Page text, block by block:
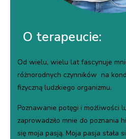
O terapeucie:
Od wielu, wielu lat fascynuje
różnorodnych czynników na
fizyczną ludzkiego organizmu.
Poznawanie potęgi i możliwości
zaprowadziło mnie do poznania
się moja pasją. Moja pasja stała